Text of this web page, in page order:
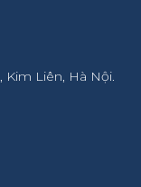
, Kim Liên, Hà Nội.